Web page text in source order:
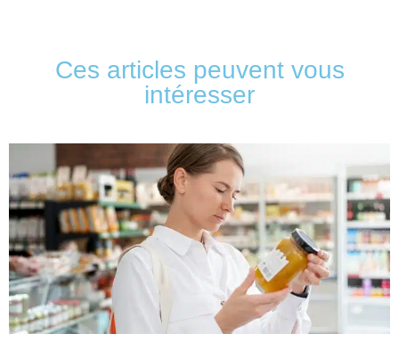
Ces articles peuvent vous
intéresser